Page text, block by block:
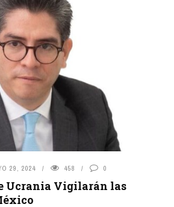
29, 2024 458 0
Ucrania Vigilarán las